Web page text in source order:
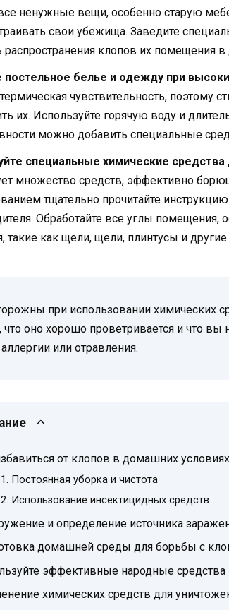
ненужные вещи, особенно старую
свои убежища. Заведите
распространения клопов их помещения в
белье и одежду при
чувствительность, поэтому
их. Используйте горячую воду и
можно добавить специальные
специальные химические
множество средств, эффективно
тщательно прочитайте
Обработайте все углы помещения,
такие как щели, щели, плинтусы и
при использовании химических
что оно хорошо проветривается и что вы
или отравления.
от клопов в домашних условиях
1. Постоянная уборка и чистота
2. Использование инсектицидных средств
и определение источника
домашней среды для борьбы с
эффективные народные средства
химических средств для